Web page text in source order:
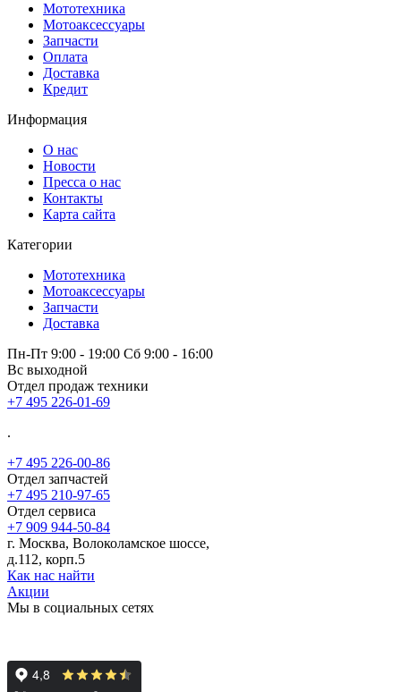
Мототехника
Мотоаксессуары
Запчасти
Оплата
Доставка
Кредит
Информация
О нас
Новости
Пресса о нас
Контакты
Карта сайта
Категории
Мототехника
Мотоаксессуары
Запчасти
Доставка
Пн-Пт 9:00 - 19:00 Сб 9:00 - 16:00
Вс выходной
Отдел продаж техники
+7 495 226-01-69
.
+7 495 226-00-86
Отдел запчастей
+7 495 210-97-65
Отдел сервиса
+7 909 944-50-84
г. Москва, Волоколамское шоссе,
д.112, корп.5
Как нас найти
Акции
Мы в социальных сетях